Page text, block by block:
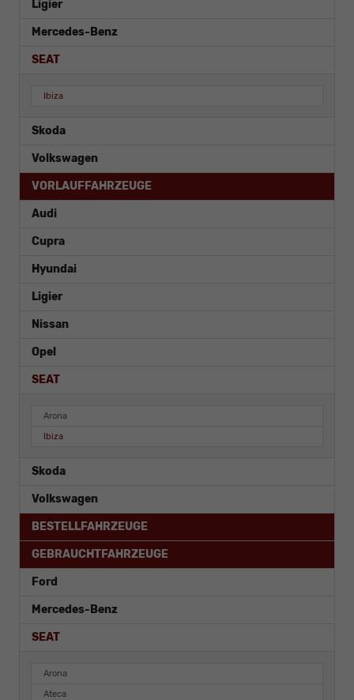
Ligier
Mercedes-Benz
SEAT
Ibiza
Skoda
Volkswagen
VORLAUFFAHRZEUGE
Audi
Cupra
Hyundai
Ligier
Nissan
Opel
SEAT
Arona
Ibiza
Skoda
Volkswagen
BESTELLFAHRZEUGE
GEBRAUCHTFAHRZEUGE
Ford
Mercedes-Benz
SEAT
Arona
Ateca